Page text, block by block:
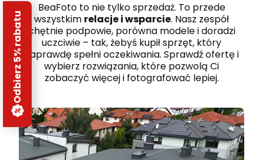
BeaFoto to nie tylko sprzedaż. To przede
wszystkim relacje i wsparcie. Nasz zespół
chętnie podpowie, porówna modele i doradzi
uczciwie – tak, żebyś kupił sprzęt, który
naprawdę spełni oczekiwania. Sprawdź ofertę i
wybierz rozwiązania, które pozwolą Ci
zobaczyć więcej i fotografować lepiej.
Odbierz 5% rabatu